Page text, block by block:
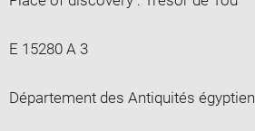
E 15280 A 3
Département des Antiquités